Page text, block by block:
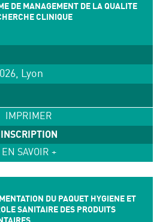
DE MANAGEMENT DE LA QUALITE
CLINIQUE
Lyon
IMPRIMER
INSCRIPTION
EN SAVOIR +
DU PAQUET HYGIENE ET
SANITAIRE DES PRODUITS